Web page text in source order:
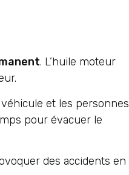
. L’huile moteur
et les personnes
pour évacuer le
des accidents en